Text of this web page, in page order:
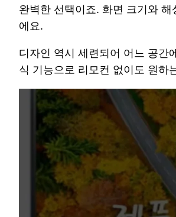
완벽한 선택이죠. 화면 크기와
에요.
디자인 역시 세련되어 어느 공간
식 기능으로 리모컨 없이도 원하